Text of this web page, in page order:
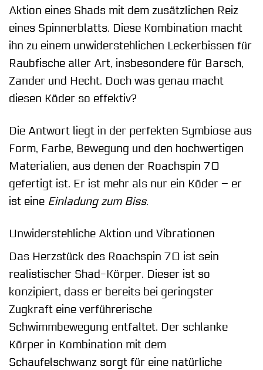
Aktion eines Shads mit dem zusätzlichen Reiz
eines Spinnerblatts. Diese Kombination macht
ihn zu einem unwiderstehlichen Leckerbissen für
Raubfische aller Art, insbesondere für Barsch,
Zander und Hecht. Doch was genau macht
diesen Köder so effektiv?
Die Antwort liegt in der perfekten Symbiose aus
Form, Farbe, Bewegung und den hochwertigen
Materialien, aus denen der Roachspin 70
gefertigt ist. Er ist mehr als nur ein Köder – er
ist eine Einladung zum Biss.
Unwiderstehliche Aktion und Vibrationen
Das Herzstück des Roachspin 70 ist sein
realistischer Shad-Körper. Dieser ist so
konzipiert, dass er bereits bei geringster
Zugkraft eine verführerische
Schwimmbewegung entfaltet. Der schlanke
Körper in Kombination mit dem
Schaufelschwanz sorgt für eine natürliche